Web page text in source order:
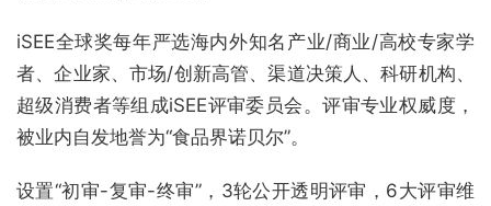
iSEE全球奖每年严选海内外知名产业/商业/高校专家学
者、企业家、市场/创新高管、渠道决策人、科研机构、
超级消费者等组成iSEE评审委员会。评审专业权威度，
被业内自发地誉为“食品界诺贝尔”。
设置“初审-复审-终审”，3轮公开透明评审，6大评审维